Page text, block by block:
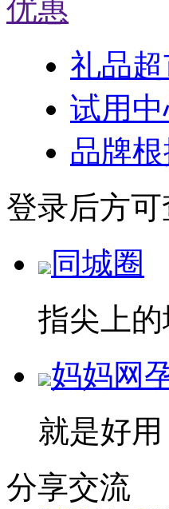
优惠
礼品
试用
品牌
登录后方
同城圈
指尖上
妈妈网
就是好用
分享交流